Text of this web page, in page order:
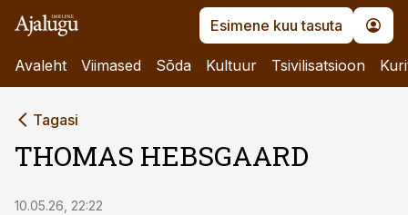
Esimene kuu tasuta
Avaleht Viimased Sõda Kultuur Tsivilisatsioon
Tagasi
THOMAS HEBSGAARD
10.05.26, 22:22